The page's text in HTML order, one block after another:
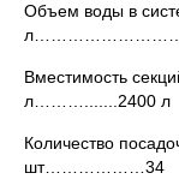
Объем воды в
Вместимость
л……….......2400 л
Количество
шт………………34